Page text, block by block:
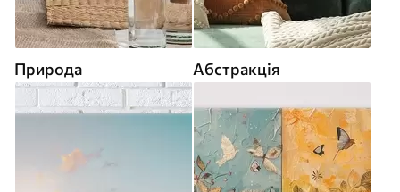
Природа Абстракція